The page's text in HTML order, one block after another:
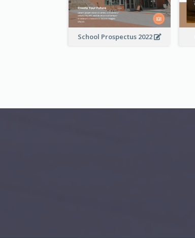
School Prospectus 2022